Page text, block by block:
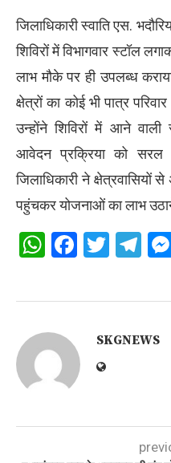
जिलाधिकारी स्वाति एस.
शिविरों में विभागवार स्टॉल
लाभ मौके पर ही उपलब्ध
क्षेत्रों का कोई भी पात्र
उन्होंने शिविरों में आने
आवेदन प्रक्रिया को सरल
जिलाधिकारी ने
पहुंचकर योजनाओं का लाभ
WhatsApp
SKGNEWS